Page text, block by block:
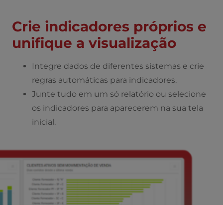
Crie indicadores próprios e
unifique a visualização
Integre dados de diferentes sistemas e crie
regras automáticas para indicadores.
Junte tudo em um só relatório ou selecione
os indicadores para aparecerem na sua tela
inicial.